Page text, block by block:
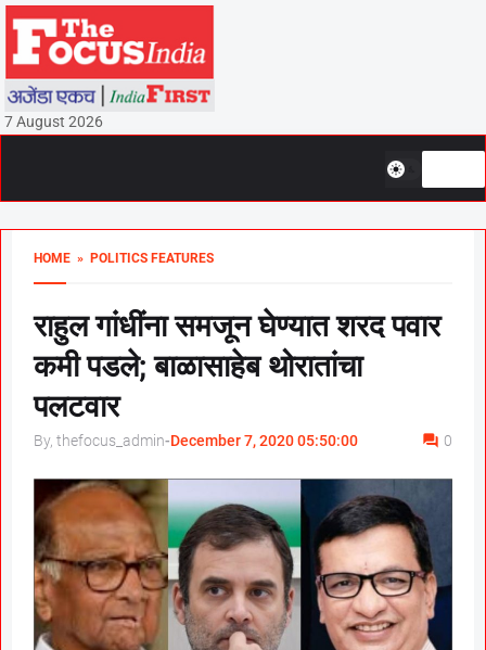
7 August 2026
HOME » POLITICS FEATURES
राहुल गांधींना समजून घेण्यात शरद पवार
कमी पडले; बाळासाहेब थोरातांचा
पलटवार
By, thefocus_admin-December 7, 2020 05:50:00 0